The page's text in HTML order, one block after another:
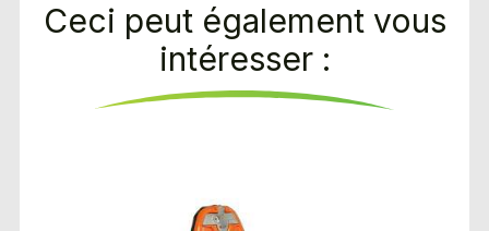
Ceci peut également vous
intéresser :